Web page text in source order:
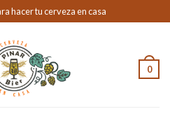
hacer tu cerveza en casa
0